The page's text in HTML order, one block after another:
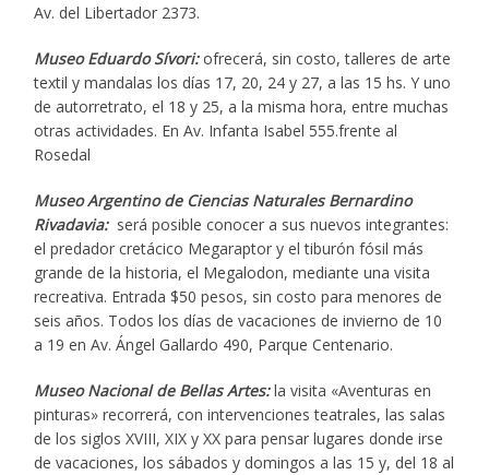
Av. del Libertador 2373.
Museo Eduardo Sívori:ofrecerá, sin costo, talleres de arte
textil y mandalas los días 17, 20, 24 y 27, a las 15 hs. Y uno
de autorretrato, el 18 y 25, a la misma hora, entre muchas
otras actividades. En Av. Infanta Isabel 555.frente al
Rosedal
Museo Argentino de Ciencias Naturales Bernardino
Rivadavia: será posible conocer a sus nuevos integrantes:
el predador cretácico Megaraptor y el tiburón fósil más
grande de la historia, el Megalodon, mediante una visita
recreativa. Entrada $50 pesos, sin costo para menores de
seis años. Todos los días de vacaciones de invierno de 10
a 19 en Av. Ángel Gallardo 490, Parque Centenario.
Museo Nacional de Bellas Artes:la visita «Aventuras en
pinturas» recorrerá, con intervenciones teatrales, las salas
de los siglos XVIII, XIX y XX para pensar lugares donde irse
de vacaciones, los sábados y domingos a las 15 y, del 18 al